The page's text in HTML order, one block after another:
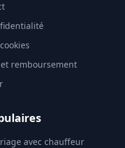
remboursement
avec chauffeur